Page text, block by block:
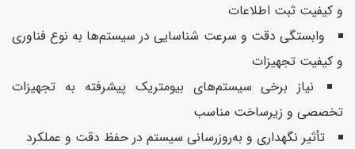
و کیفیت ثبت اطلاعات
وابستگی دقت و سرعت شناسایی در سیستم‌ها به نوع فناوری
و کیفیت تجهیزات
نیاز برخی سیستم‌های بیومتریک پیشرفته به تجهیزات
تخصصی و زیرساخت مناسب
تأثیر نگهداری و به‌روزرسانی سیستم در حفظ دقت و عملکرد